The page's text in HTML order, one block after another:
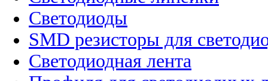
Светодиоды
SMD резисторы для
Светодиодная лента